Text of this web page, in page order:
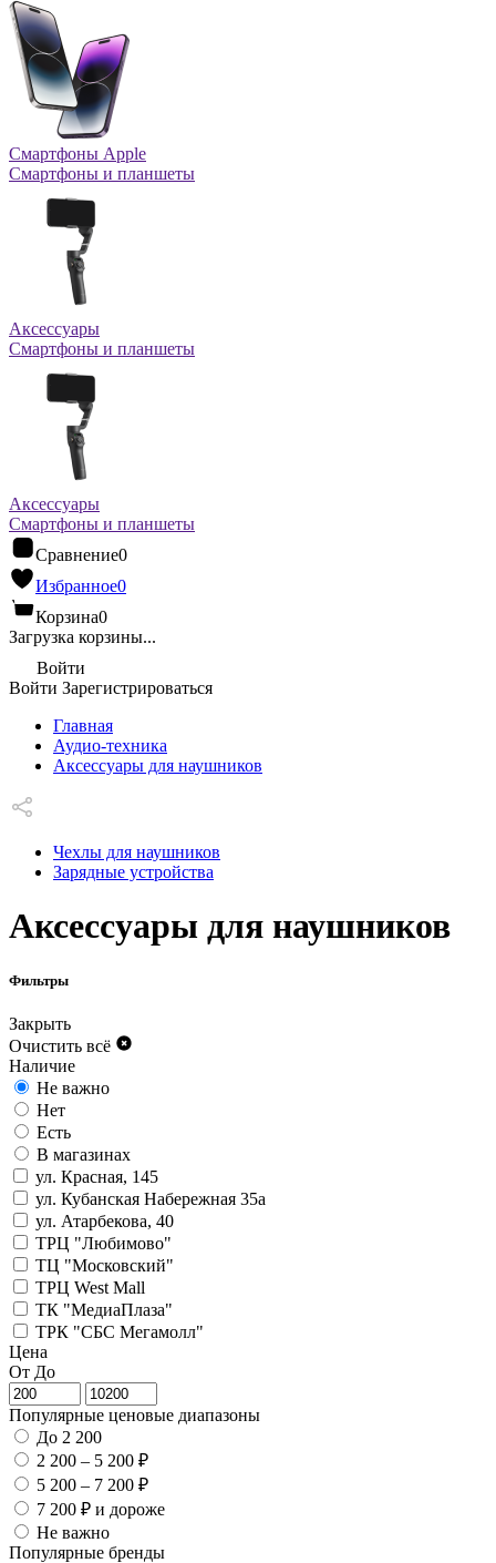
Смартфоны Apple
Смартфоны и планшеты
Аксессуары
Смартфоны и планшеты
Аксессуары
Смартфоны и планшеты
Сравнение0
Избранное0
Корзина0
Загрузка корзины...
Войти
Войти Зарегистрироваться
Главная
Аудио-техника
Аксессуары для наушников
Чехлы для наушников
Зарядные устройства
Аксессуары для наушников
Фильтры
Закрыть
Очистить всё
Наличие
Не важно
Нет
Есть
В магазинах
ул. Красная, 145
ул. Кубанская Набережная 35а
ул. Атарбекова, 40
ТРЦ "Любимово"
ТЦ "Московский"
ТРЦ West Mall
ТК "МедиаПлаза"
ТРК "СБС Мегамолл"
Цена
От До
Популярные ценовые диапазоны
До 2 200
2 200 – 5 200 ₽
5 200 – 7 200 ₽
7 200 ₽ и дороже
Не важно
Популярные бренды